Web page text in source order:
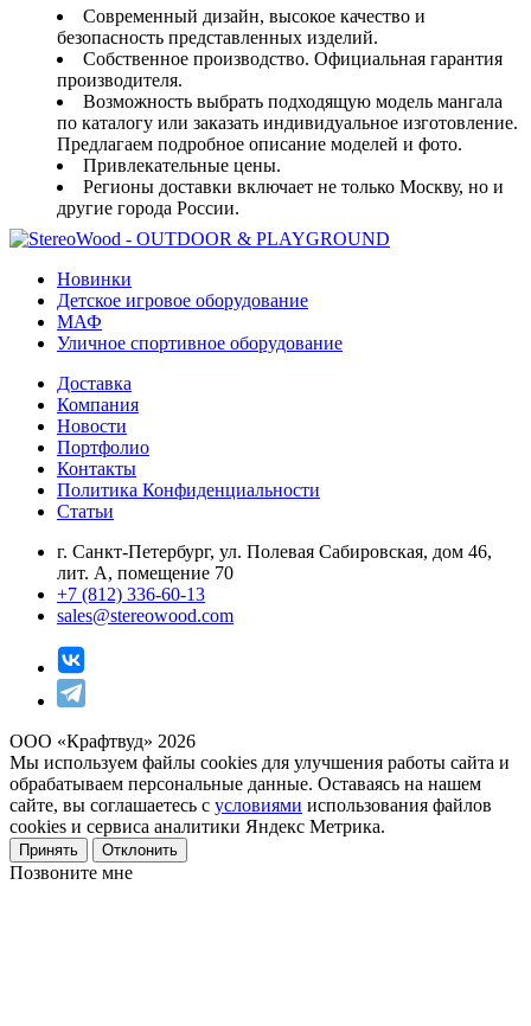
Современный дизайн, высокое качество и
безопасность представленных изделий.
Собственное производство. Официальная гарантия
производителя.
Возможность выбрать подходящую модель мангала
по каталогу или заказать индивидуальное изготовление.
Предлагаем подробное описание моделей и фото.
Привлекательные цены.
Регионы доставки включает не только Москву, но и
другие города России.
Новинки
Детское игровое оборудование
МАФ
Уличное спортивное оборудование
Доставка
Компания
Новости
Портфолио
Контакты
Политика Конфиденциальности
Статьи
г. Санкт-Петербург, ул. Полевая Сабировская, дом 46,
лит. А, помещение 70
+7 (812) 336-60-13
sales@stereowood.com
ООО «Крафтвуд» 2026
Мы используем файлы cookies для улучшения работы сайта и
обрабатываем персональные данные. Оставаясь на нашем
сайте, вы соглашаетесь с условиями использования файлов
cookies и сервиса аналитики Яндекс Метрика.
Принять Отклонить
Позвоните мне